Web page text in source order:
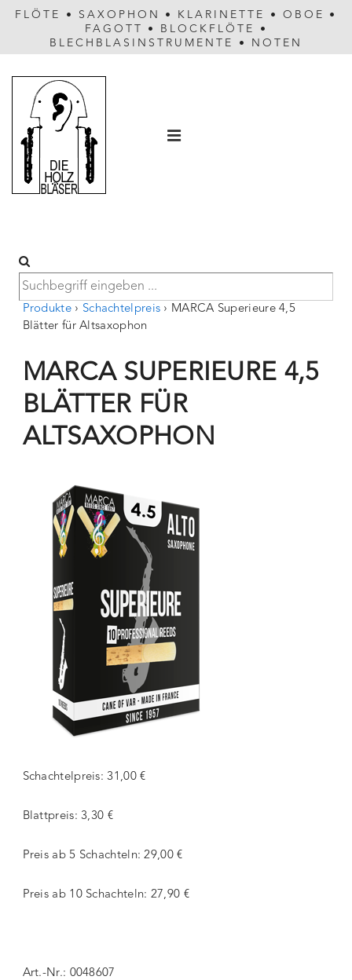
FLÖTE • SAXOPHON • KLARINETTE • OBOE
•
FAGOTT
• BLOCKFLÖTE
•
BLECHBLASINSTRUMENTE
• NOTEN
Produkte › Schachtelpreis › MARCA Superieure 4,5
Blätter für Altsaxophon
MARCA SUPERIEURE 4,5
BLÄTTER FÜR
ALTSAXOPHON
Schachtelpreis: 31,00 €
Blattpreis: 3,30 €
Preis ab 5 Schachteln: 29,00 €
Preis ab 10 Schachteln: 27,90 €
Art.-Nr.: 0048607